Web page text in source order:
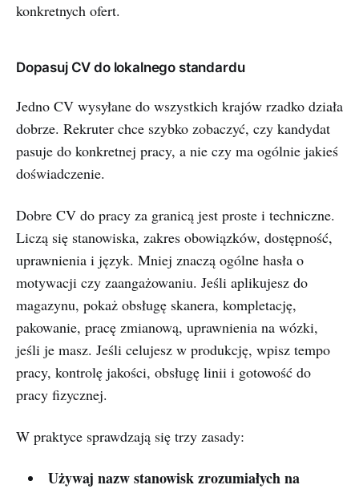
konkretnych ofert.
Dopasuj CV do lokalnego standardu
Jedno CV wysyłane do wszystkich krajów rzadko działa
dobrze. Rekruter chce szybko zobaczyć, czy kandydat
pasuje do konkretnej pracy, a nie czy ma ogólnie jakieś
doświadczenie.
Dobre CV do pracy za granicą jest proste i techniczne.
Liczą się stanowiska, zakres obowiązków, dostępność,
uprawnienia i język. Mniej znaczą ogólne hasła o
motywacji czy zaangażowaniu. Jeśli aplikujesz do
magazynu, pokaż obsługę skanera, kompletację,
pakowanie, pracę zmianową, uprawnienia na wózki,
jeśli je masz. Jeśli celujesz w produkcję, wpisz tempo
pracy, kontrolę jakości, obsługę linii i gotowość do
pracy fizycznej.
W praktyce sprawdzają się trzy zasady:
Używaj nazw stanowisk zrozumiałych na